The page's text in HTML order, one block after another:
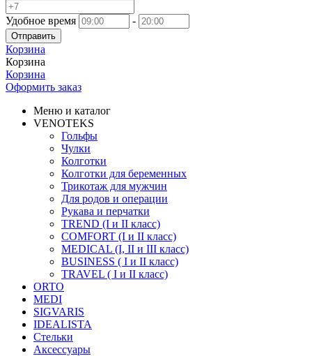
Удобное время -
Отправить
Корзина
Корзина
Корзина
Оформить заказ
Меню и каталог
VENOTEKS
Гольфы
Чулки
Колготки
Колготки для беременных
Трикотаж для мужчин
Для родов и операции
Рукава и перчатки
TREND (I и II класс)
COMFORT (I и II класс)
MEDICAL (I, II и III класс)
BUSINESS ( I и II класс)
TRAVEL ( I и II класс)
ORTO
MEDI
SIGVARIS
IDEALISTA
Стельки
Аксессуары